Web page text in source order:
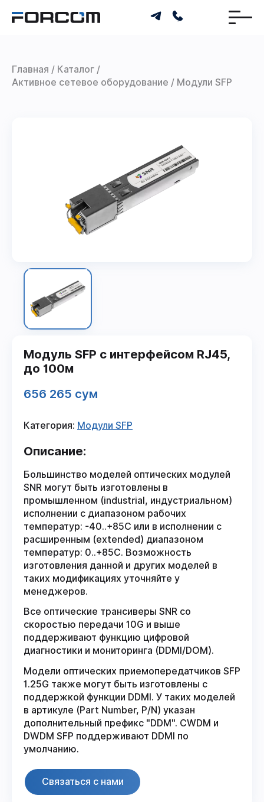
Главная
Каталог
Активное сетевое оборудование
Модули SFP
Модуль SFP с интерфейсом RJ45,
до 100м
656 265 сум
Категория: Модули SFP
Описание:
Большинство моделей оптических модулей
SNR могут быть изготовлены в
промышленном (industrial, индустриальном)
исполнении с диапазоном рабочих
температур: -40..+85С или в исполнении с
расширенным (extended) диапазоном
температур: 0..+85С. Возможность
изготовления данной и других моделей в
таких модификациях уточняйте у
менеджеров.
Все оптические трансиверы SNR со
скоростью передачи 10G и выше
поддерживают функцию цифровой
диагностики и мониторинга (DDMI/DOM).
Модели оптических приемопередатчиков SFP
1.25G также могут быть изготовлены с
поддержкой функции DDMI. У таких моделей
в артикуле (Part Number, P/N) указан
дополнительный префикс "DDM". CWDM и
DWDM SFP поддерживают DDMI по
умолчанию.
Связаться с нами